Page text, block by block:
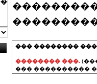
��� ��������
�������� ���.
��� ����������